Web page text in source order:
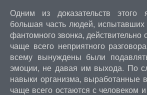
Одним из доказательств этого
большая часть людей,
фантомного звонка, действительно
чаще всего неприятного
всему вынуждены были
эмоции, не давая им выхода. По
навыки организма, выработанные
чаще всего остаются с человеком